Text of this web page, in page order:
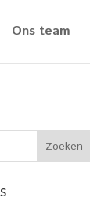
Ons team